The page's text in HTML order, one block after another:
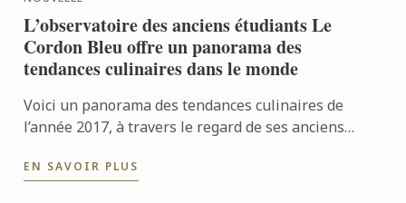
L’observatoire des anciens étudiants Le
Cordon Bleu offre un panorama des
tendances culinaires dans le monde
Voici un panorama des tendances culinaires de
l’année 2017, à travers le regard de ses anciens
EN SAVOIR PLUS